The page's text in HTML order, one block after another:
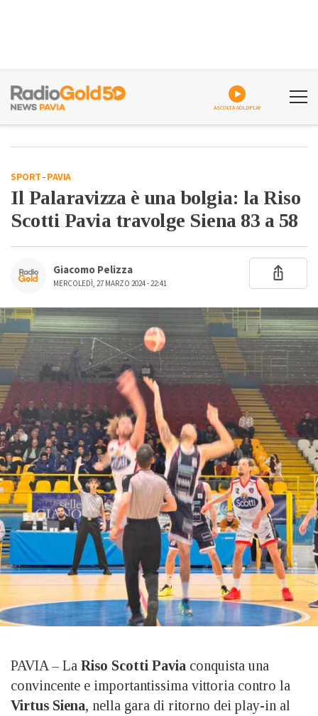
ASCOLTA GOLDPLAY
SPORT-PAVIA
Il Palaravizza è una bolgia: la Riso
Scotti Pavia travolge Siena 83 a 58
Giacomo Pelizza
MERCOLEDÌ, 27 MARZO 2024 - 22:41
PAVIA – La Riso Scotti Pavia conquista una
convincente e importantissima vittoria contro la
Virtus Siena, nella gara di ritorno dei play-in al